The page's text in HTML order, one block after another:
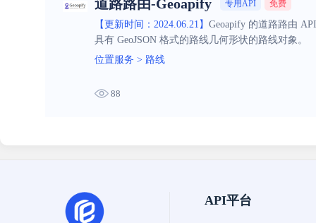
道路路由-Geoapify 专用API 免费
【更新时间：2024.06.21】 Geoapify 的道路路由
具有 GeoJSON 格式的路线几何形状的路线对象。
位置服务 > 路线
88
API平台